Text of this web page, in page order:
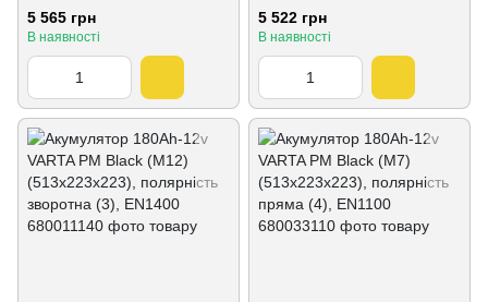
5 565 грн
В наявності
5 522 грн
В наявності